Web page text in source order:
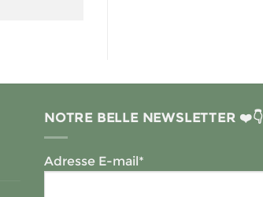
NOTRE BELLE NEWSLETTER ❤️👇
Adresse E-mail*